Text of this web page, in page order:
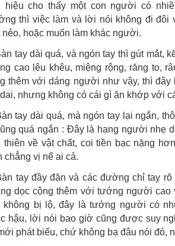
hiệu cho thấy một con người có
thì việc làm và lời nói không đi đôi
nẻo, hoặc muốn làm khác người.
tay dài quá, và ngón tay thì gút mắt,
cao lêu khêu, miệng rộng, răng to,
thêm với dáng người như vậy, thì
nhưng không có cái gì ăn khớp với
tay dài quá, mà ngón tay lại ngắn,
quá ngắn : Ðây là hạng người nhẹ
thiên về vật chất, coi tiền bạc nặng
chẳng vị nể ai cả.
tay đầy đặn và các đường chỉ tay
dọc cộng thêm với tướng người cao
không bị lộ, đây là tướng người có
hậu, lời nói bao giờ cũng được suy
phát biểu, chứ không bạ đâu nói đó,